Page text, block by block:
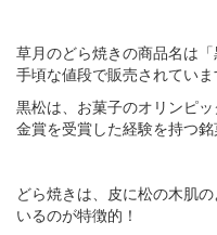
草月のどら焼きの商品名は
手頃な値段で販売されていま
黒松は、お菓子のオリンピ
金賞を受賞した経験を持つ
どら焼きは、皮に松の木肌
いるのが特徴的！